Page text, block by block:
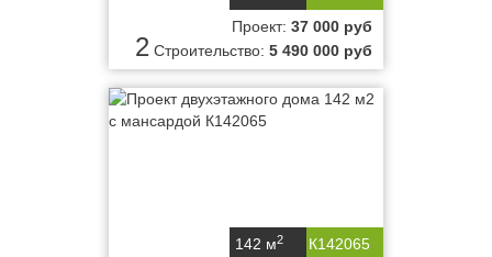
2
Проект: 37 000 руб
Строительство: 5 490 000 руб
К142065
142 м2